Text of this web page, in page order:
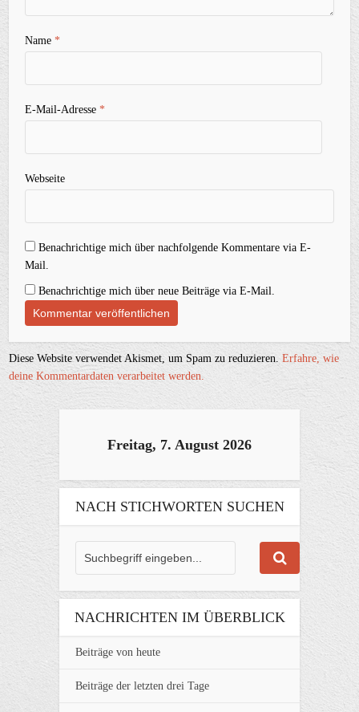
Name*
E-Mail-Adresse*
Webseite
Benachrichtige mich über nachfolgende Kommentare via E-
Mail.
Benachrichtige mich über neue Beiträge via E-Mail.
Diese Website verwendet Akismet, um Spam zu reduzieren.Erfahre, wie
deine Kommentardaten verarbeitet werden.
Freitag, 7. August 2026
NACH STICHWORTEN SUCHEN
NACHRICHTEN IM ÜBERBLICK
Beiträge von heute
Beiträge der letzten drei Tage